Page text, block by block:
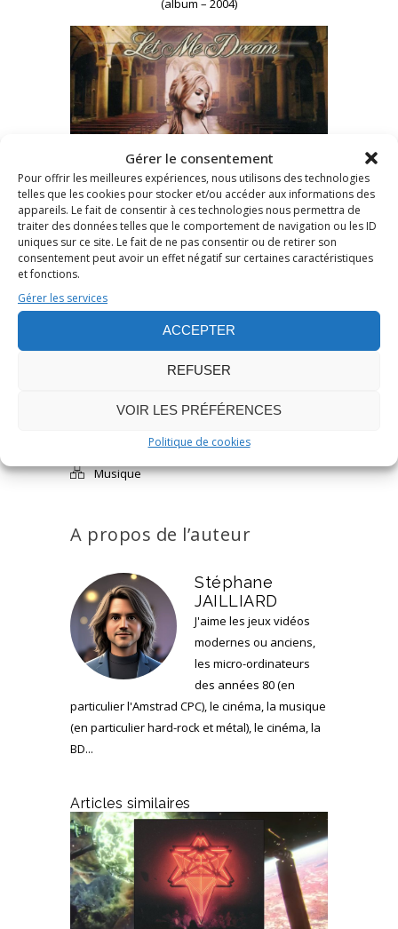
Gérer le consentement
Pour offrir les meilleures expériences, nous utilisons des technologies
telles que les cookies pour stocker et/ou accéder aux informations des
appareils. Le fait de consentir à ces technologies nous permettra de
traiter des données telles que le comportement de navigation ou les ID
uniques sur ce site. Le fait de ne pas consentir ou de retirer son
consentement peut avoir un effet négatif sur certaines caractéristiques
et fonctions.
Gérer les services
ACCEPTER
REFUSER
VOIR LES PRÉFÉRENCES
Politique de cookies
(album – 2004)
Acheter sur Amazon
Chronique d'album,Doom Metal,Gothic
Musique
A propos de l’auteur
Stéphane
JAILLIARD
J'aime les jeux vidéos
modernes ou anciens,
les micro-ordinateurs
des années 80 (en
particulier l'Amstrad CPC), le cinéma, la musique
(en particulier hard-rock et métal), le cinéma, la
BD...
Articles similaires